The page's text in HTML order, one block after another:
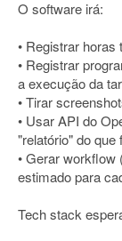
O software irá:
• Registrar horas
• Registrar
a execução da
• Tirar
• Usar API do
"relatório" do que
• Gerar workflow
estimado para
Tech stack